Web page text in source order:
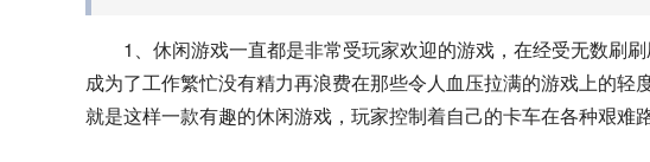
1、休闲游戏一直都是非常受玩家欢迎的游戏，在经受无数刷
成为了工作繁忙没有精力再浪费在那些令人血压拉满的游戏上的
就是这样一款有趣的休闲游戏，玩家控制着自己的卡车在各种艰难